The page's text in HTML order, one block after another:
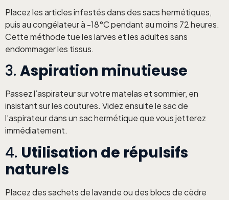
Placez les articles infestés dans des sacs hermétiques,
puis au congélateur à -18°C pendant au moins 72 heures.
Cette méthode tue les larves et les adultes sans
endommager les tissus.
3. Aspiration minutieuse
Passez l’aspirateur sur votre matelas et sommier, en
insistant sur les coutures. Videz ensuite le sac de
l’aspirateur dans un sac hermétique que vous jetterez
immédiatement.
4. Utilisation de répulsifs
naturels
Placez des sachets de lavande ou des blocs de cèdre